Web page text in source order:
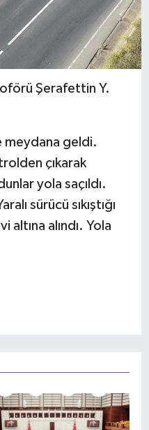
Şerafettin Y.
meydana geldi.
çıkarak
yola saçıldı.
sürücü sıkıştığı
alındı. Yola